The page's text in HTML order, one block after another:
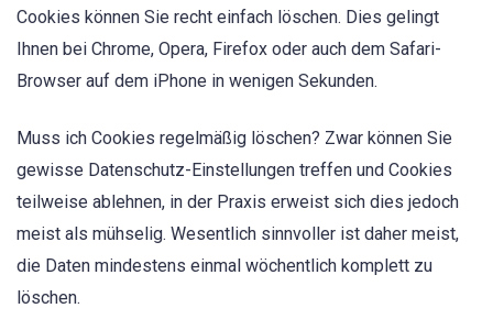
Cookies können Sie recht einfach löschen. Dies gelingt
Ihnen bei Chrome, Opera, Firefox oder auch dem Safari-
Browser auf dem iPhone in wenigen Sekunden.
Muss ich Cookies regelmäßig löschen? Zwar können Sie
gewisse Datenschutz-Einstellungen treffen und Cookies
teilweise ablehnen, in der Praxis erweist sich dies jedoch
meist als mühselig. Wesentlich sinnvoller ist daher meist,
die Daten mindestens einmal wöchentlich komplett zu
löschen.